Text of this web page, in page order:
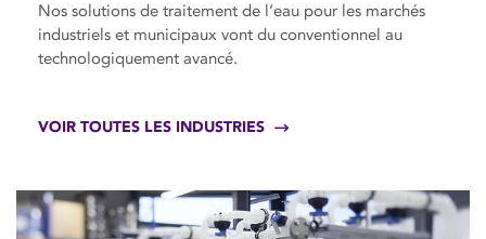
Nos solutions de traitement de l’eau pour les marchés
industriels et municipaux vont du conventionnel au
technologiquement avancé.
VOIR TOUTES LES INDUSTRIES